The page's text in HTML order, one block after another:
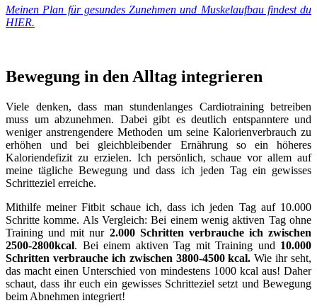
Meinen Plan für gesundes Zunehmen und Muskelaufbau findest du
HIER.
Bewegung in den Alltag integrieren
Viele denken, dass man stundenlanges Cardiotraining betreiben
muss um abzunehmen. Dabei gibt es deutlich entspanntere und
weniger anstrengendere Methoden um seine Kalorienverbrauch zu
erhöhen und bei gleichbleibender Ernährung so ein höheres
Kaloriendefizit zu erzielen. Ich persönlich, schaue vor allem auf
meine tägliche Bewegung und dass ich jeden Tag ein gewisses
Schritteziel erreiche.
Mithilfe meiner Fitbit schaue ich, dass ich jeden Tag auf 10.000
Schritte komme. Als Vergleich: Bei einem wenig aktiven Tag ohne
Training und mit nur2.000 Schritten verbrauche ich zwischen
2500-2800kcal. Bei einem aktiven Tag mit Training und 10.000
Schritten verbrauche ich zwischen 3800-4500 kcal.Wie ihr seht,
das macht einen Unterschied von mindestens 1000 kcal aus! Daher
schaut, dass ihr euch ein gewisses Schritteziel setzt und Bewegung
beim Abnehmen integriert!